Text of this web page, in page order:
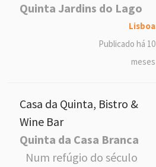
Quinta Jardins do Lago
Lisboa
Publicado há 10
meses
Casa da Quinta, Bistro &
Wine Bar
Quinta da Casa Branca
Num refúgio do século